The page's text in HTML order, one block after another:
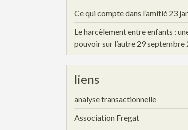
Ce qui compte dans l’amitié 23
Le harcèlement entre enfants :
pouvoir sur l’autre 29 septembre
liens
analyse transactionnelle
Association Fregat